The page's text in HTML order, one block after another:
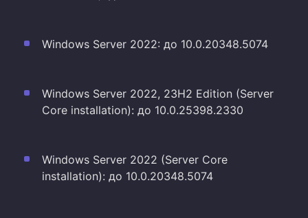
Windows Server 2022: до 10.0.20348.5074
Windows Server 2022, 23H2 Edition (Server
Core installation): до 10.0.25398.2330
Windows Server 2022 (Server Core
installation): до 10.0.20348.5074